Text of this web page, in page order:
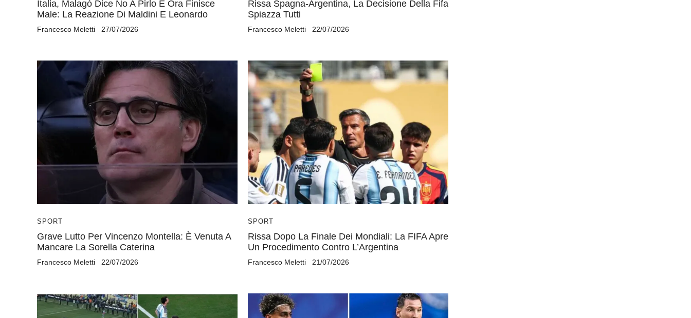
Italia, Malagò Dice No A Pirlo E Ora Finisce
Male: La Reazione Di Maldini E Leonardo
Francesco Meletti 27/07/2026
Rissa Spagna-Argentina, La Decisione Della Fifa
Spiazza Tutti
Francesco Meletti 22/07/2026
SPORT
Grave Lutto Per Vincenzo Montella: È Venuta A
Mancare La Sorella Caterina
Francesco Meletti 22/07/2026
SPORT
Rissa Dopo La Finale Dei Mondiali: La FIFA Apre
Un Procedimento Contro L’Argentina
Francesco Meletti 21/07/2026